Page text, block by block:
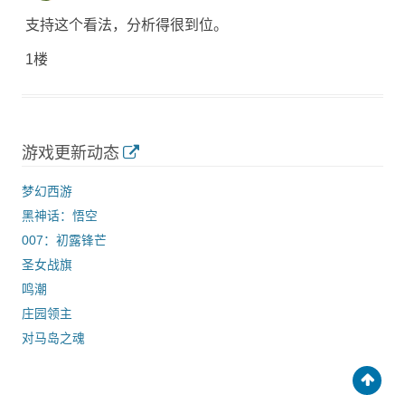
支持这个看法，分析得很到位。
1楼
游戏更新动态
梦幻西游
黑神话：悟空
007：初露锋芒
圣女战旗
鸣潮
庄园领主
对马岛之魂